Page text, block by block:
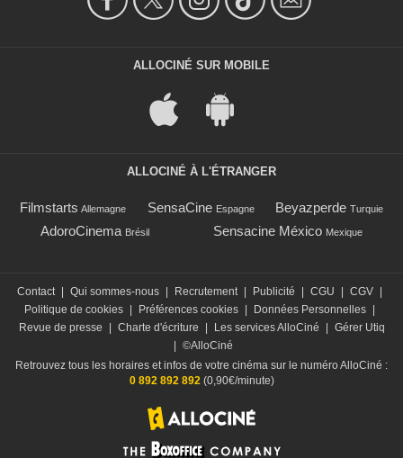
ALLOCINÉ SUR MOBILE
ALLOCINÉ À L'ÉTRANGER
Filmstarts Allemagne SensaCine Espagne Beyazperde Turquie
AdoroCinema Brésil Sensacine México Mexique
Contact | Qui sommes-nous | Recrutement | Publicité | CGU | CGV |
Politique de cookies | Préférences cookies | Données Personnelles |
Revue de presse
| Charte d'écriture | Les services AlloCiné | Gérer Utiq
| ©AlloCiné
Retrouvez tous les horaires et infos de votre cinéma sur le numéro AlloCiné :
0 892 892 892 (0,90€/minute)